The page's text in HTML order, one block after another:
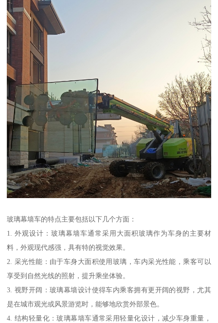
玻璃幕墙车的特点主要包括以下几个方面：
1. 外观设计：玻璃幕墙车通常采用大面积玻璃作为车身的主要材
料，外观现代感强，具有特的视觉效果。
2. 采光性能：由于车身大面积使用玻璃，车内采光性能，乘客可以
享受到自然光线的照射，提升乘坐体验。
3. 视野开阔：玻璃幕墙设计使得车内乘客拥有更开阔的视野，尤其
是在城市观光或风景游览时，能够地欣赏外部景色。
4. 结构轻量化：玻璃幕墙车通常采用轻量化设计，减少车身重量，